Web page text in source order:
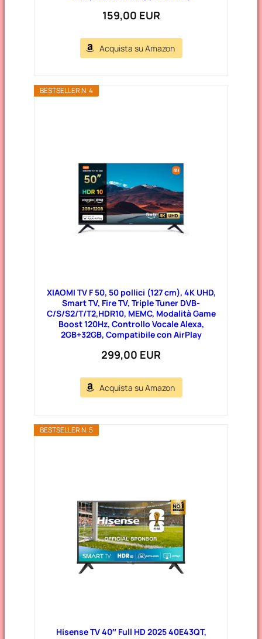
159,00 EUR
Acquista su Amazon
BESTSELLER N. 4
XIAOMI TV F 50, 50 pollici (127 cm), 4K UHD,
Smart TV, Fire TV, Triple Tuner DVB-
C/S/S2/T/T2,HDR10, MEMC, Modalità Game
Boost 120Hz, Controllo Vocale Alexa,
2GB+32GB, Compatibile con AirPlay
299,00 EUR
Acquista su Amazon
BESTSELLER N. 5
Hisense TV 40″ Full HD 2025 40E43QT,